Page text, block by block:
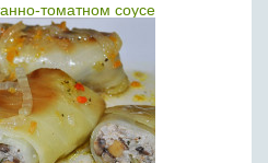
томатном соусе